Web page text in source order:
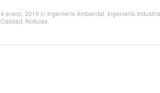
4 enero, 2019 in Ingeniería Ambiental Ingeniería
Calidad Noticias